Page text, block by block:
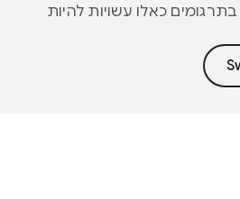
כאלו עשויות להיות